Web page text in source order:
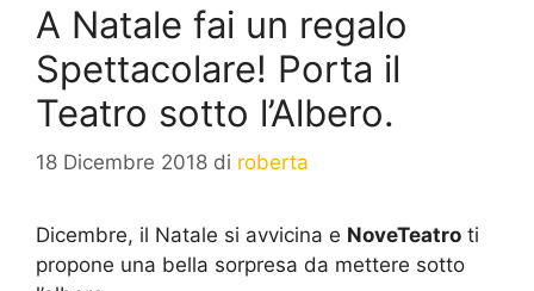
A Natale fai un regalo
Spettacolare! Porta il
Teatro sotto l’Albero.
18 Dicembre 2018 di roberta
Dicembre, il Natale si avvicina e NoveTeatro ti
propone una bella sorpresa da mettere sotto